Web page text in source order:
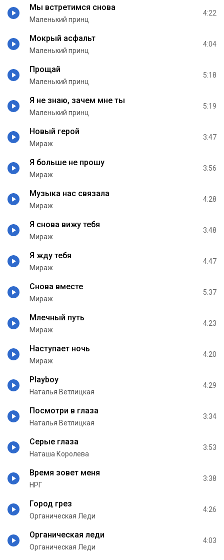
Мы встретимся снова
Маленький принц
4:22
Мокрый асфальт
Маленький принц
4:04
Прощай
Маленький принц
5:18
Я не знаю, зачем мне ты
Маленький принц
5:19
Новый герой
Мираж
3:47
Я больше не прошу
Мираж
3:56
Музыка нас связала
Мираж
4:28
Я снова вижу тебя
Мираж
3:48
Я жду тебя
Мираж
4:47
Снова вместе
Мираж
5:37
Млечный путь
Мираж
4:23
Наступает ночь
Мираж
4:20
Playboy
Наталья Ветлицкая
4:29
Посмотри в глаза
Наталья Ветлицкая
3:34
Серые глаза
Наташа Королева
3:53
Время зовет меня
НРГ
3:38
Город грез
Органическая Леди
4:26
Органическая леди
Органическая Леди
4:03